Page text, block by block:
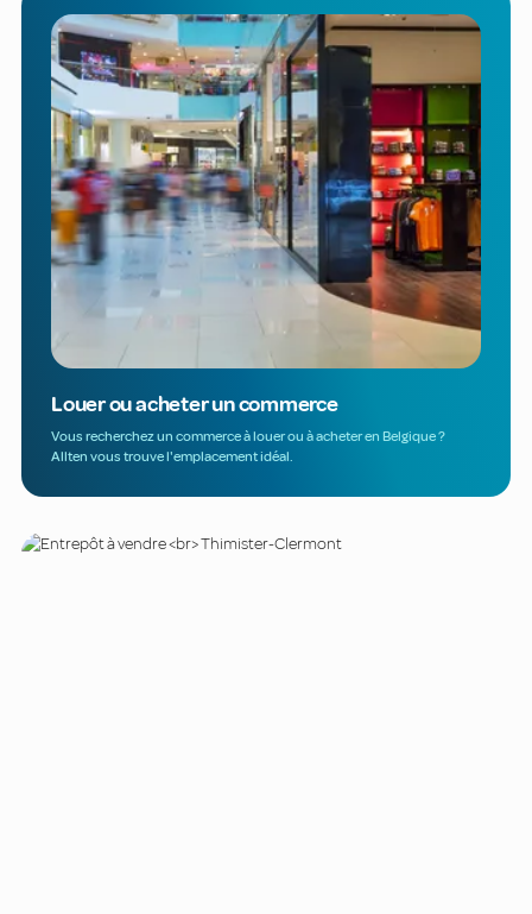
Louer ou acheter un commerce
Vous recherchez un commerce à louer ou à acheter en Belgique ?
Allten vous trouve l'emplacement idéal.